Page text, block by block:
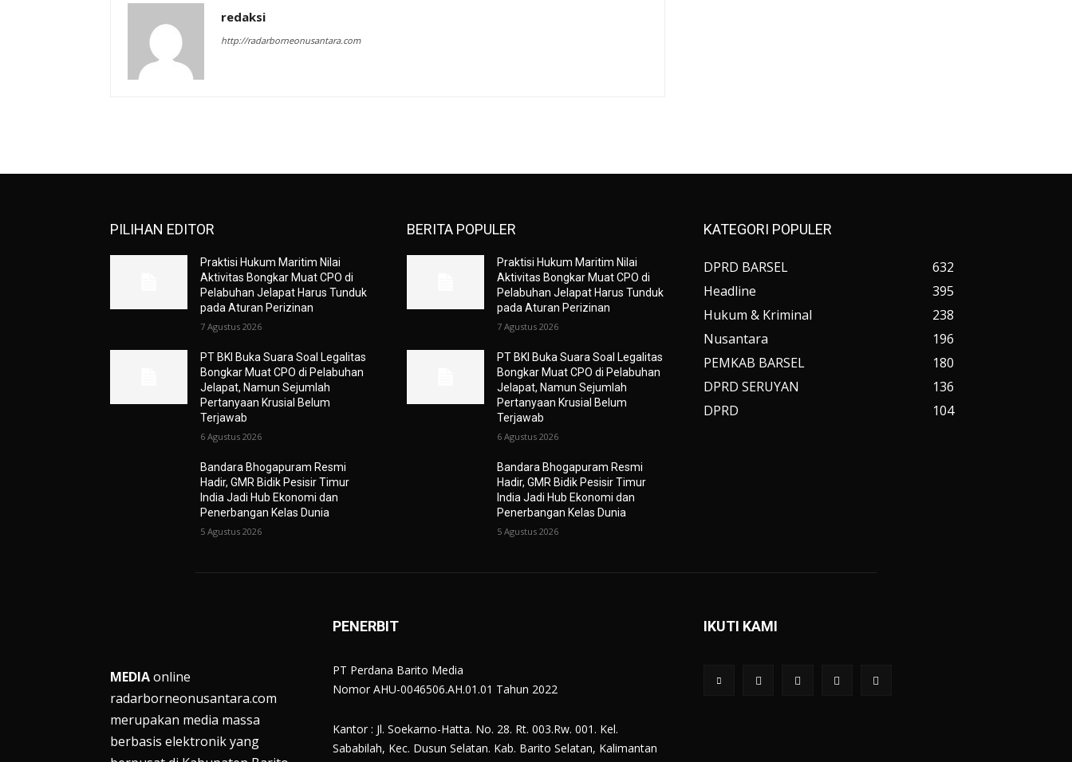
redaksi
http://radarborneonusantara.com
PILIHAN EDITOR
Praktisi Hukum Maritim Nilai
Aktivitas Bongkar Muat CPO di
Pelabuhan Jelapat Harus Tunduk
pada Aturan Perizinan
7 Agustus 2026
PT BKI Buka Suara Soal Legalitas
Bongkar Muat CPO di Pelabuhan
Jelapat, Namun Sejumlah
Pertanyaan Krusial Belum
Terjawab
6 Agustus 2026
Bandara Bhogapuram Resmi
Hadir, GMR Bidik Pesisir Timur
India Jadi Hub Ekonomi dan
Penerbangan Kelas Dunia
5 Agustus 2026
BERITA POPULER
Praktisi Hukum Maritim Nilai
Aktivitas Bongkar Muat CPO di
Pelabuhan Jelapat Harus Tunduk
pada Aturan Perizinan
7 Agustus 2026
PT BKI Buka Suara Soal Legalitas
Bongkar Muat CPO di Pelabuhan
Jelapat, Namun Sejumlah
Pertanyaan Krusial Belum
Terjawab
6 Agustus 2026
Bandara Bhogapuram Resmi
Hadir, GMR Bidik Pesisir Timur
India Jadi Hub Ekonomi dan
Penerbangan Kelas Dunia
5 Agustus 2026
KATEGORI POPULER
DPRD BARSEL
632
Headline
395
Hukum & Kriminal
238
Nusantara
196
PEMKAB BARSEL
180
DPRD SERUYAN
136
DPRD
104
MEDIAonline
radarborneonusantara.com
merupakan media massa
berbasis elektronik yang
PENERBIT
PT Perdana Barito Media
Nomor AHU-0046506.AH.01.01 Tahun 2022
Kantor : Jl. Soekarno-Hatta. No. 28. Rt. 003.Rw. 001. Kel.
Sababilah, Kec. Dusun Selatan. Kab. Barito Selatan, Kalimantan
IKUTI KAMI